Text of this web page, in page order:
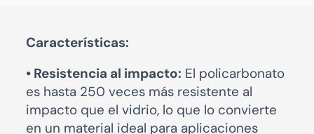
Características:
• Resistencia al impacto: El policarbonato
es hasta 250 veces más resistente al
impacto que el vidrio, lo que lo convierte
en un material ideal para aplicaciones